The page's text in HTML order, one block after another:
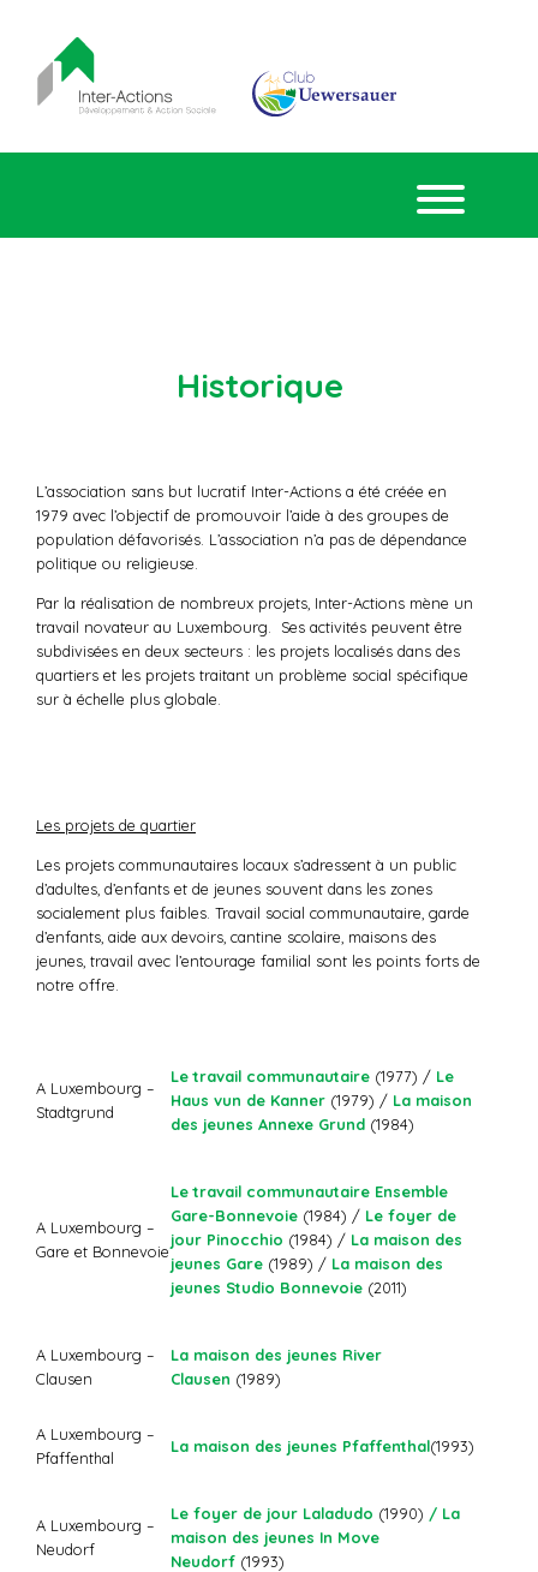
Historique
L’association sans but lucratif Inter-Actions a été créée en
1979 avec l’objectif de promouvoir l’aide à des groupes de
population défavorisés. L’association n’a pas de dépendance
politique ou religieuse.
Par la réalisation de nombreux projets, Inter-Actions mène un
travail novateur au Luxembourg. Ses activités peuvent être
subdivisées en deux secteurs : les projets localisés dans des
quartiers et les projets traitant un problème social spécifique
sur à échelle plus globale.
Les projets de quartier
Les projets communautaires locaux s’adressent à un public
d’adultes, d’enfants et de jeunes souvent dans les zones
socialement plus faibles. Travail social communautaire, garde
d’enfants, aide aux devoirs, cantine scolaire, maisons des
jeunes, travail avec l’entourage familial sont les points forts de
notre offre.
A Luxembourg –
Stadtgrund
Le travail communautaire (1977) / Le
Haus vun de Kanner (1979) / La maison
des jeunes Annexe Grund (1984)
A Luxembourg –
Gare et Bonnevoie
Le travail communautaire Ensemble
Gare-Bonnevoie (1984) / Le foyer de
jour Pinocchio (1984) / La maison des
jeunes Gare (1989) / La maison des
jeunes Studio Bonnevoie (2011)
A Luxembourg –
Clausen
La maison des jeunes River
Clausen (1989)
A Luxembourg –
Pfaffenthal
La maison des jeunes Pfaffenthal(1993)
A Luxembourg –
Neudorf
Le foyer de jour Laladudo (1990) / La
maison des jeunes In Move
Neudorf (1993)